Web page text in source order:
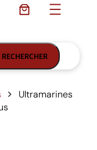
RECHERCHER
Ultramarines